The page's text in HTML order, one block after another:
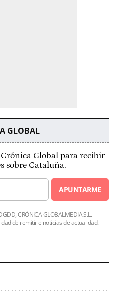
GLOBAL
Global para recibir
sobre Cataluña.
APUNTARME
CRÓNICA GLOBALMEDIA S.L.
de remitirle noticias de actualidad.